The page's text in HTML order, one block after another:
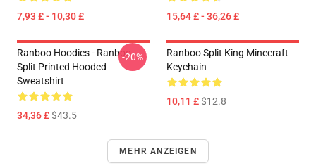
7,93 £ - 10,30 £ 15,64 £ - 36,26 £
Ranboo Hoodies - Ranboo
Split Printed Hooded
Sweatshirt
34,36 £$43.5
-20%
Ranboo Split King Minecraft
Keychain
10,11 £$12.8
MEHR ANZEIGEN